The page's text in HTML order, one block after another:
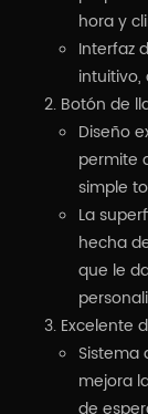
hora y
Interfaz
intuitivo,
Botón de
Diseño
permite
simple
La
hecha
que le
Excelente
Sistema
mejora